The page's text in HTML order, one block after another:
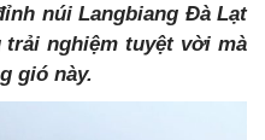
núi Langbiang Đà Lạt
trải nghiệm tuyệt vời mà
gió này.